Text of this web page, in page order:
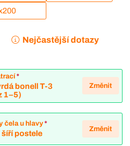
Nejčastější dotazy
*
bonell T-3
1–5)
Změnit
čela u hlavy*
šíří postele
Změnit